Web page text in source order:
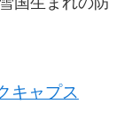
キャプス